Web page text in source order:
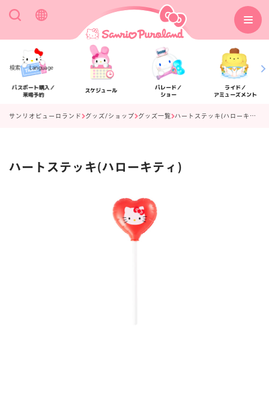
検索 Language
パスポート購入／
来場予約
スケジュール
パレード／
ショー
ライド／
アミューズメント
アクセス フロアマップ
サンリオピューロランド グッズ/ショップ グッズ一覧 ハートステッキ(ハローキティ)
ハートステッキ(ハローキティ)